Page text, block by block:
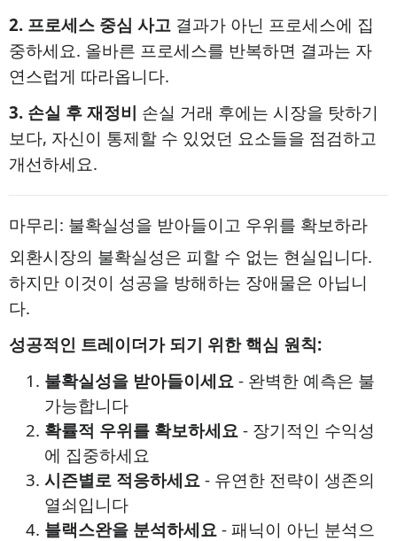
2. 프로세스 중심 사고 결과가 아닌 프로세스에 집
중하세요. 올바른 프로세스를 반복하면 결과는 자
연스럽게 따라옵니다.
3. 손실 후 재정비 손실 거래 후에는 시장을 탓하기
보다, 자신이 통제할 수 있었던 요소들을 점검하고
개선하세요.
마무리: 불확실성을 받아들이고 우위를 확보하라
외환시장의 불확실성은 피할 수 없는 현실입니다.
하지만 이것이 성공을 방해하는 장애물은 아닙니
다.
성공적인 트레이더가 되기 위한 핵심 원칙:
불확실성을 받아들이세요 - 완벽한 예측은 불
가능합니다
확률적 우위를 확보하세요 - 장기적인 수익성
에 집중하세요
시즌별로 적응하세요 - 유연한 전략이 생존의
열쇠입니다
블랙스완을 분석하세요 - 패닉이 아닌 분석으